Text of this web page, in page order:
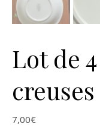
Lot de
7,00€